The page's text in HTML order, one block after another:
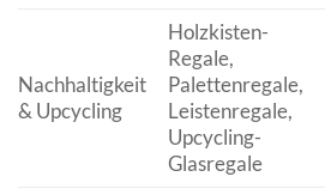
Nachhaltigkeit
& Upcycling
Holzkisten-
Regale,
Palettenregale,
Leistenregale,
Upcycling-
Glasregale